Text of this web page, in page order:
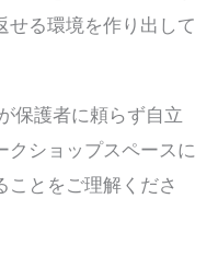
せる環境を作り出して
保護者に頼らず自立
クショップスペースに
とをご理解くださ